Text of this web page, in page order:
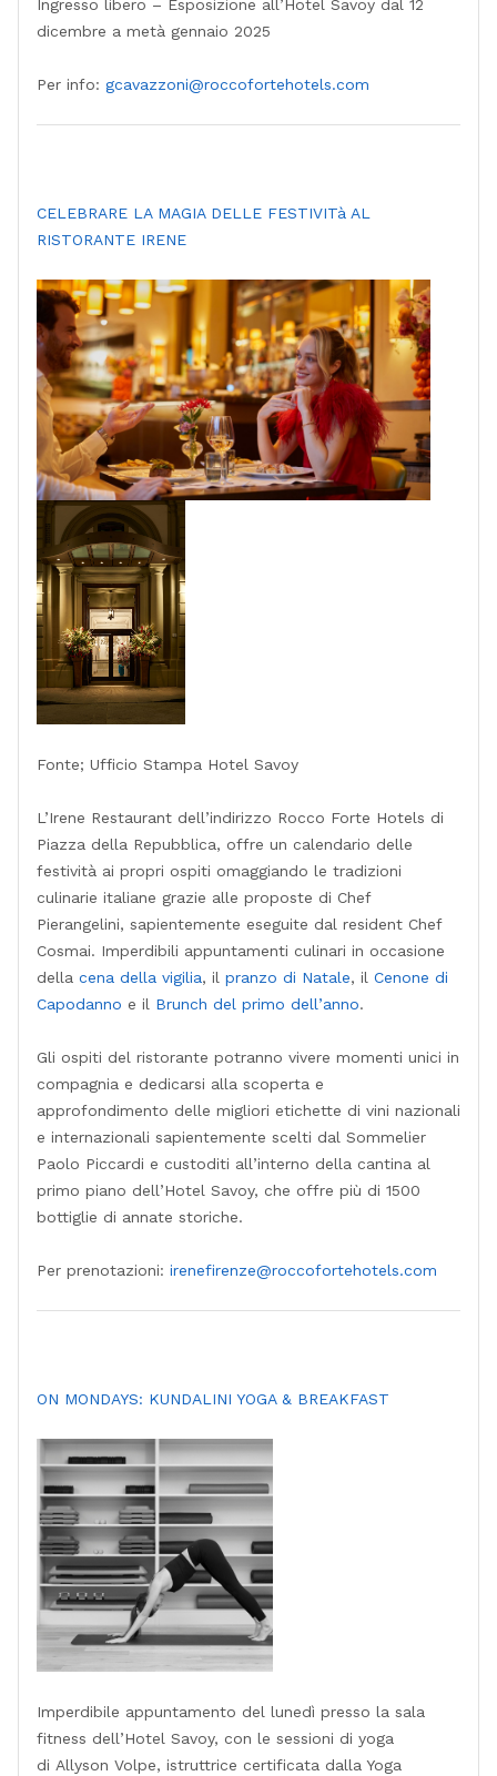
Ingresso libero – Esposizione all’Hotel Savoy dal 12
dicembre a metà gennaio 2025
Per info: gcavazzoni@roccofortehotels.com
CELEBRARE LA MAGIA DELLE FESTIVITà AL
RISTORANTE IRENE
Fonte; Ufficio Stampa Hotel Savoy
L’Irene Restaurant dell’indirizzo Rocco Forte Hotels di
Piazza della Repubblica, offre un calendario delle
festività ai propri ospiti omaggiando le tradizioni
culinarie italiane grazie alle proposte di Chef
Pierangelini, sapientemente eseguite dal resident Chef
Cosmai. Imperdibili appuntamenti culinari in occasione
della cena della vigilia, il pranzo di Natale, il Cenone di
Capodanno e il Brunch del primo dell’anno.
Gli ospiti del ristorante potranno vivere momenti unici in
compagnia e dedicarsi alla scoperta e
approfondimento delle migliori etichette di vini nazionali
e internazionali sapientemente scelti dal Sommelier
Paolo Piccardi e custoditi all’interno della cantina al
primo piano dell’Hotel Savoy, che offre più di 1500
bottiglie di annate storiche.
Per prenotazioni: irenefirenze@roccofortehotels.com
ON MONDAYS: KUNDALINI YOGA & BREAKFAST
Imperdibile appuntamento del lunedì presso la sala
fitness dell’Hotel Savoy, con le sessioni di yoga
di Allyson Volpe, istruttrice certificata dalla Yoga